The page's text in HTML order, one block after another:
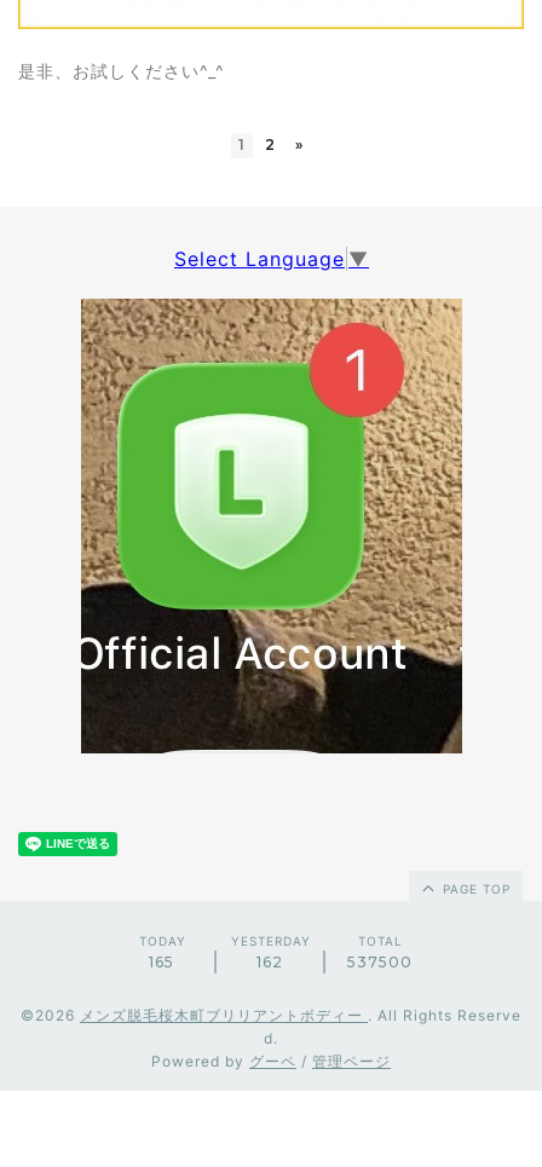
是非、お試しください^_^
1 2 »
Select Language ▼
PAGE TOP
TODAY
165
YESTERDAY
162
TOTAL
537500
©2026 メンズ脱毛桜木町ブリリアントボディー . All Rights Reserve
d.
Powered by グーペ / 管理ページ